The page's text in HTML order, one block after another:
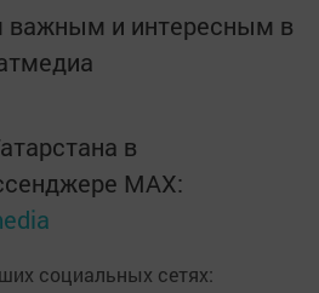
важным и интересным в
в
MАХ:
социальных сетях: